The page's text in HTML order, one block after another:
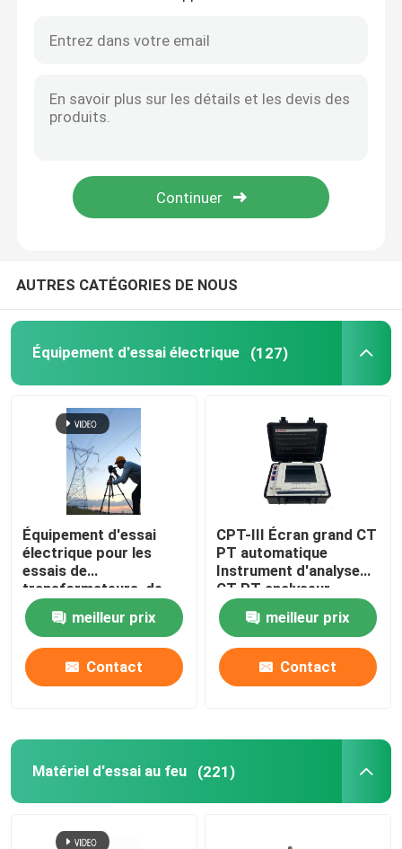
Équipement d'essai d'huile
Huile réutilisant la machine
Équipement d'essai des transformateurs
équipement d'essai de câble
Caméra d'inspection de forage
AUTRES CATÉGORIES DE NOUS
Équipement d'essai électrique (127)
Équipement d'essai
électrique pour les
essais de
transformateurs, de
commutateurs, de
relais et de câbles
meilleur prix
Contact
CPT-III Écran grand CT
PT automatique
Instrument d'analyse
CT PT analyseur
meilleur prix
Contact
Matériel d'essai au feu (221)